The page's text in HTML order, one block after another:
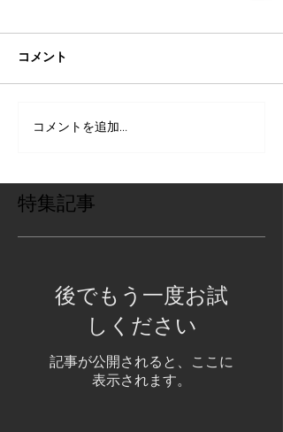
コメント
コメントを追加…
特集記事
後でもう一度お試
しください
記事が公開されると、ここに
表示されます。